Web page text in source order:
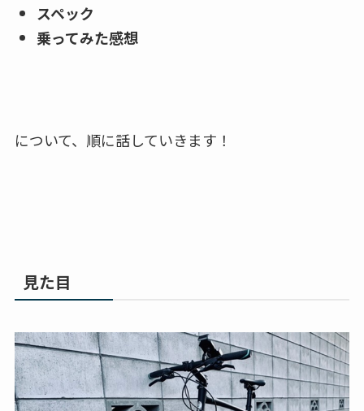
スペック
乗ってみた感想
について、順に話していきます！
見た目